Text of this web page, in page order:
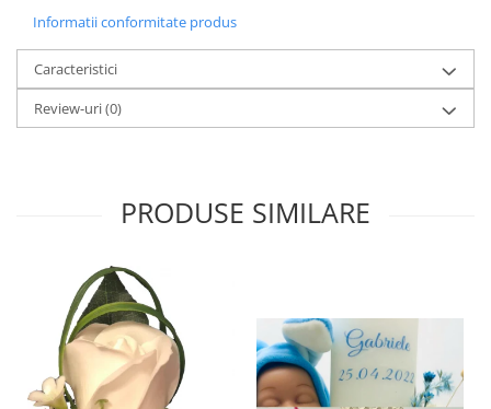
Informatii conformitate produs
Caracteristici
Review-uri(0)
PRODUSE SIMILARE